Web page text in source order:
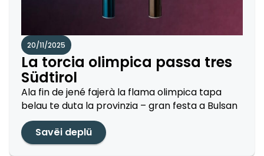
20/11/2025
La torcia olimpica passa tres
Südtirol
Ala fin de jené fajerà la flama olimpica tapa
belau te duta la provinzia – gran festa a Bulsan
Savëi deplü